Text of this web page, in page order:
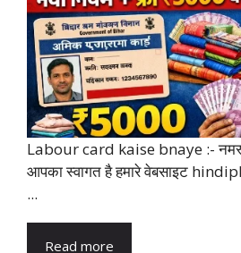
Labour card kaise bnaye :-
आपका स्वागत है हमारे वेबसाइट
...
Read more